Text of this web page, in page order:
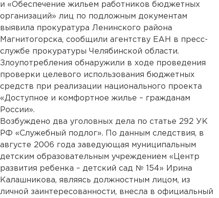
и «Обеспечение жильем работников бюджетных
организаций» лиц по подложным документам
выявила прокуратура Ленинского района
Магнитогорска, сообщили агентству ЕАН в пресс-
службе прокуратуры Челябинской области.
Злоупотребления обнаружили в ходе проведения
проверки целевого использования бюджетных
средств при реализации национального проекта
«Доступное и комфортное жилье – гражданам
России».
Возбуждено два уголовных дела по статье 292 УК
РФ «Служебный подлог». По данным следствия, в
августе 2006 года заведующая муниципальным
детским образовательным учреждением «Центр
развития ребенка – детский сад № 154» Ирина
Калашникова, являясь должностным лицом, из
личной заинтересованности, внесла в официальный